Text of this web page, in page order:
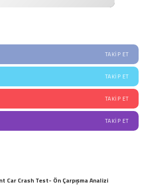
TAKIP ET
TAKIP ET
TAKIP ET
TAKIP ET
Car Crash Test- Ön Çarpışma Analizi